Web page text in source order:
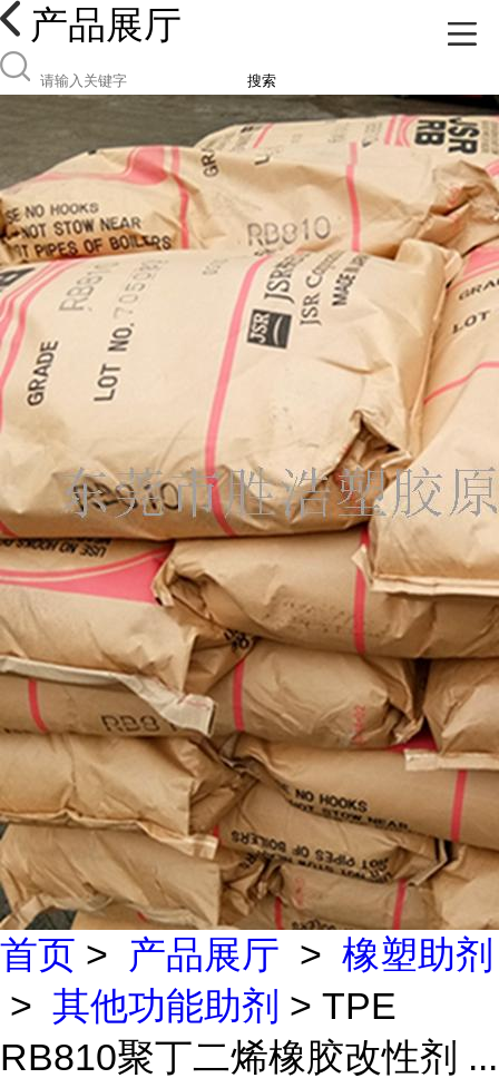
产品展厅
搜索
首页 > 产品展厅 > 橡塑助剂
> 其他功能助剂 > TPE
RB810聚丁二烯橡胶改性剂 ...